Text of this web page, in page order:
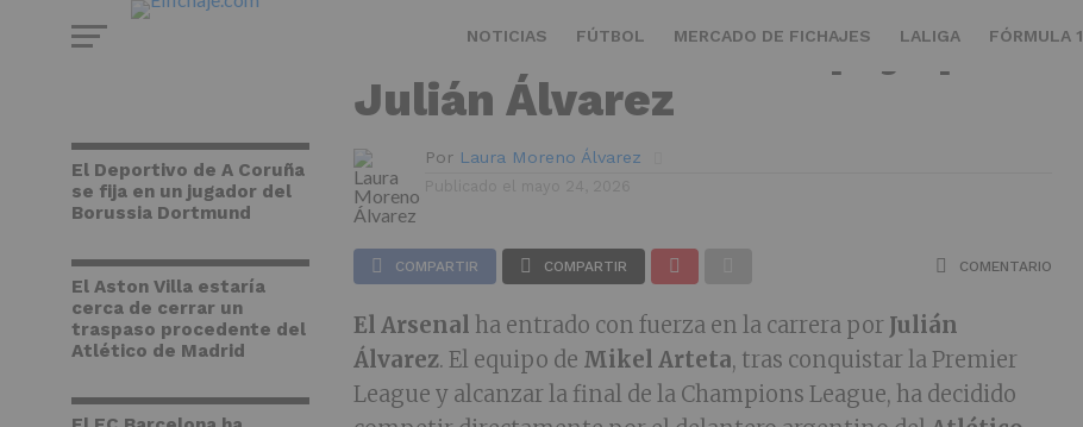
NOTICIAS FÚTBOL MERCADO DE FICHAJES LALIGA FÓRMULA 1
El Deportivo de A Coruña
se fija en un jugador del
Borussia Dortmund
El Aston Villa estaría
cerca de cerrar un
traspaso procedente del
Atlético de Madrid
Arsenal se suma a la puja por
Julián Álvarez
Por Laura Moreno Álvarez
COMPARTIR COMPARTIR COMENTARIO
El Arsenal ha entrado con fuerza en la carrera por Julián
Álvarez. El equipo de Mikel Arteta, tras conquistar la Premier
League y alcanzar la final de la Champions League, ha decidido